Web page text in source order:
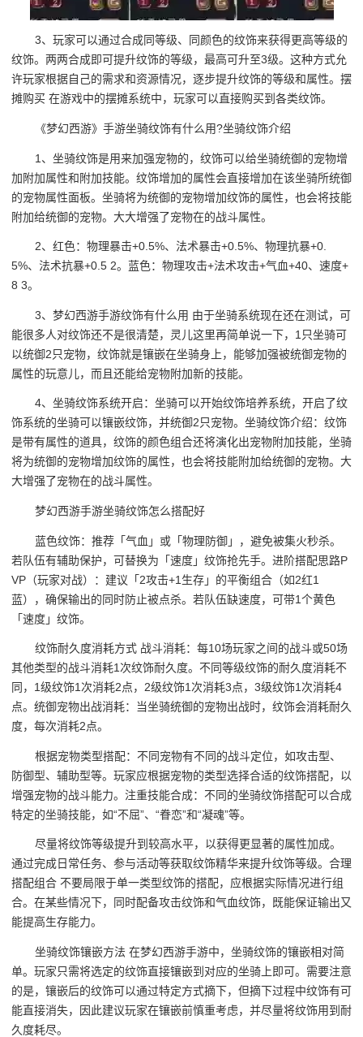
3、玩家可以通过合成同等级、同颜色的纹饰来获得更高等级的
纹饰。两两合成即可提升纹饰的等级，最高可升至3级。这种方式允
许玩家根据自己的需求和资源情况，逐步提升纹饰的等级和属性。摆
摊购买 在游戏中的摆摊系统中，玩家可以直接购买到各类纹饰。
《梦幻西游》手游坐骑纹饰有什么用?坐骑纹饰介绍
1、坐骑纹饰是用来加强宠物的，纹饰可以给坐骑统御的宠物增
加附加属性和附加技能。纹饰增加的属性会直接增加在该坐骑所统御
的宠物属性面板。坐骑将为统御的宠物增加纹饰的属性，也会将技能
附加给统御的宠物。大大增强了宠物在的战斗属性。
2、红色：物理暴击+0.5%、法术暴击+0.5%、物理抗暴+0.
5%、法术抗暴+0.5 2。蓝色：物理攻击+法术攻击+气血+40、速度+
8 3。
3、梦幻西游手游纹饰有什么用 由于坐骑系统现在还在测试，可
能很多人对纹饰还不是很清楚，灵儿这里再简单说一下，1只坐骑可
以统御2只宠物，纹饰就是镶嵌在坐骑身上，能够加强被统御宠物的
属性的玩意儿，而且还能给宠物附加新的技能。
4、坐骑纹饰系统开启：坐骑可以开始纹饰培养系统，开启了纹
饰系统的坐骑可以镶嵌纹饰，并统御2只宠物。坐骑纹饰介绍：纹饰
是带有属性的道具，纹饰的颜色组合还将演化出宠物附加技能，坐骑
将为统御的宠物增加纹饰的属性，也会将技能附加给统御的宠物。大
大增强了宠物在的战斗属性。
梦幻西游手游坐骑纹饰怎么搭配好
蓝色纹饰：推荐「气血」或「物理防御」，避免被集火秒杀。
若队伍有辅助保护，可替换为「速度」纹饰抢先手。进阶搭配思路P
VP（玩家对战）：建议「2攻击+1生存」的平衡组合（如2红1
蓝），确保输出的同时防止被点杀。若队伍缺速度，可带1个黄色
「速度」纹饰。
纹饰耐久度消耗方式 战斗消耗：每10场玩家之间的战斗或50场
其他类型的战斗消耗1次纹饰耐久度。不同等级纹饰的耐久度消耗不
同，1级纹饰1次消耗2点，2级纹饰1次消耗3点，3级纹饰1次消耗4
点。统御宠物出战消耗：当坐骑统御的宠物出战时，纹饰会消耗耐久
度，每次消耗2点。
根据宠物类型搭配：不同宠物有不同的战斗定位，如攻击型、
防御型、辅助型等。玩家应根据宠物的类型选择合适的纹饰搭配，以
增强宠物的战斗能力。注重技能合成：不同的坐骑纹饰搭配可以合成
特定的坐骑技能，如“不屈”、“眷恋”和“凝魂”等。
尽量将纹饰等级提升到较高水平，以获得更显著的属性加成。
通过完成日常任务、参与活动等获取纹饰精华来提升纹饰等级。合理
搭配组合 不要局限于单一类型纹饰的搭配，应根据实际情况进行组
合。在某些情况下，同时配备攻击纹饰和气血纹饰，既能保证输出又
能提高生存能力。
坐骑纹饰镶嵌方法 在梦幻西游手游中，坐骑纹饰的镶嵌相对简
单。玩家只需将选定的纹饰直接镶嵌到对应的坐骑上即可。需要注意
的是，镶嵌后的纹饰可以通过特定方式摘下，但摘下过程中纹饰有可
能直接消失，因此建议玩家在镶嵌前慎重考虑，并尽量将纹饰用到耐
久度耗尽。